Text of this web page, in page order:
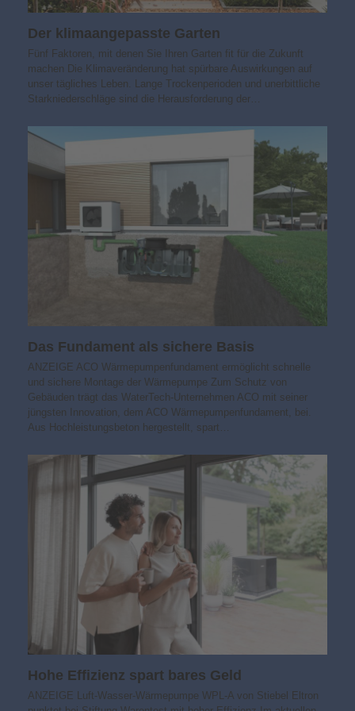
Der klimaangepasste Garten
Fünf Faktoren, mit denen Sie Ihren Garten fit für die Zukunft
machen Die Klimaveränderung hat spürbare Auswirkungen auf
unser tägliches Leben. Lange Trockenperioden und unerbittliche
Starkniederschläge sind die Herausforderung der…
Das Fundament als sichere Basis
ANZEIGE ACO Wärmepumpenfundament ermöglicht schnelle
und sichere Montage der Wärmepumpe Zum Schutz von
Gebäuden trägt das WaterTech-Unternehmen ACO mit seiner
jüngsten Innovation, dem ACO Wärmepumpenfundament, bei.
Aus Hochleistungsbeton hergestellt, spart…
Hohe Effizienz spart bares Geld
ANZEIGE Luft-Wasser-Wärmepumpe WPL-A von Stiebel Eltron